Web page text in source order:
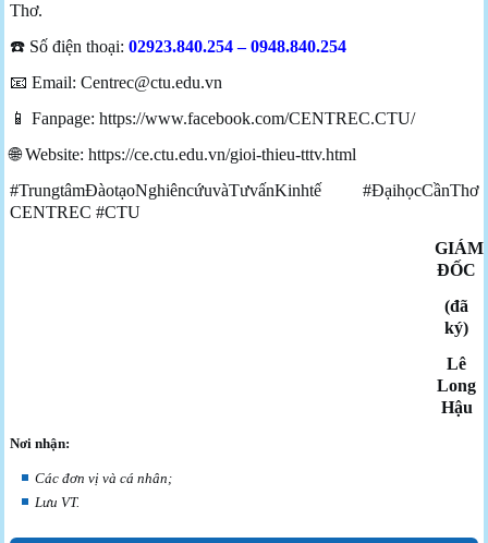
Thơ.
☎️ Số điện thoại:02923.840.254 – 0948.840.254
📧 Email:Centrec@ctu.edu.vn
📱 Fanpage: https://www.facebook.com/CENTREC.CTU/
🌐 Website: https://ce.ctu.edu.vn/gioi-thieu-tttv.html
#TrungtâmĐàotạoNghiêncứuvàTưvấnKinhtế #ĐạihọcCầnThơ
CENTREC #CTU
GIÁM
ĐỐC
(đã
ký)
Lê
Long
Hậu
Nơi nhận:
Các đơn vị và cá nhân;
Lưu VT.